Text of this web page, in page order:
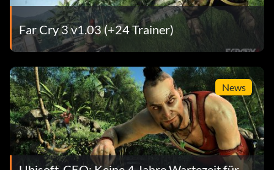
Far Cry 3 v1.03 (+24 Trainer)
News